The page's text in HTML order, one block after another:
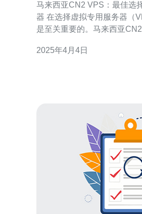
马来西亚CN2 VPS：最佳选
器 在选择虚拟专用服务器（VPS）时，性能和可靠性
是至关重要的。马来西亚
和稳定性。CN2是中国电信
2025年4月4日